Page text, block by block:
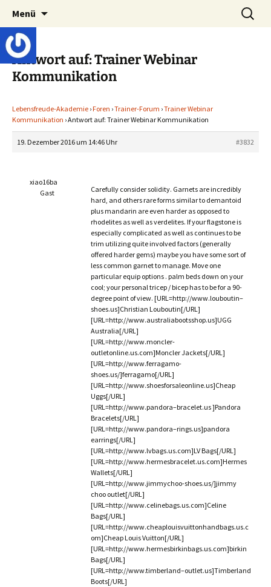
springen
Lebensfreude-Akademie
Lerne deinen stressigen Alltag mit mehr
Freude und Gelassenheit erfolgreich meistern
und genießen zu können.
Menü
Suchen
nach:
Antwort auf: Trainer Webinar
Kommunikation
Lebensfreude-Akademie ›Foren ›Trainer-Forum ›Trainer Webinar
Kommunikation ›Antwort auf: Trainer Webinar Kommunikation
19. Dezember 2016 um 14:46 Uhr #3832
xiao16ba
Gast
Carefully consider solidity. Garnets are incredibly
hard, and others rare forms similar to demantoid
plus mandarin are even harder as opposed to
rhodelites as well as verdelites. If your flagstone is
especially complicated as well as continues to be
trim utilizing quite involved factors (generally
offered harder gems) maybe you have some sort of
less common garnet to manage. Move one
particular equip options . palm beds down on your
cool; your personal tricep / bicep has to be for a 90-
degree point of view. [URL=http://www.louboutin–
shoes.us]Christian Louboutin[/URL]
[URL=http://www.australiabootsshop.us]UGG
Australia[/URL]
[URL=http://www.moncler-
outletonline.us.com]Moncler Jackets[/URL]
[URL=http://www.ferragamo-
shoes.us/]ferragamo[/URL]
[URL=http://www.shoesforsaleonline.us]Cheap
Uggs[/URL]
[URL=http://www.pandora–bracelet.us ]Pandora
Bracelets[/URL]
[URL=http://www.pandora–rings.us]pandora
earrings[/URL]
[URL=http://www.lvbags.us.com]LV Bags[/URL]
[URL=http://www.hermesbracelet.us.com]Hermes
Wallets[/URL]
[URL=http://www.jimmychoo-shoes.us/]jimmy
choo outlet[/URL]
[URL=http://www.celinebags.us.com]Celine
Bags[/URL]
[URL=http://www.cheaplouisvuittonhandbags.us.c
om]Cheap Louis Vuitton[/URL]
[URL=http://www.hermesbirkinbags.us.com]birkin
Bags[/URL]
[URL=http://www.timberland–outlet.us]Timberland
Boots[/URL]